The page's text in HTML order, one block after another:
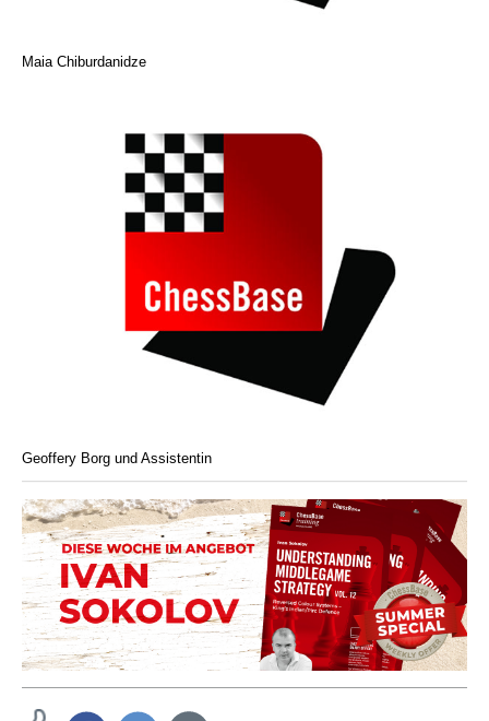
Maia Chiburdanidze
Geoffery Borg und Assistentin